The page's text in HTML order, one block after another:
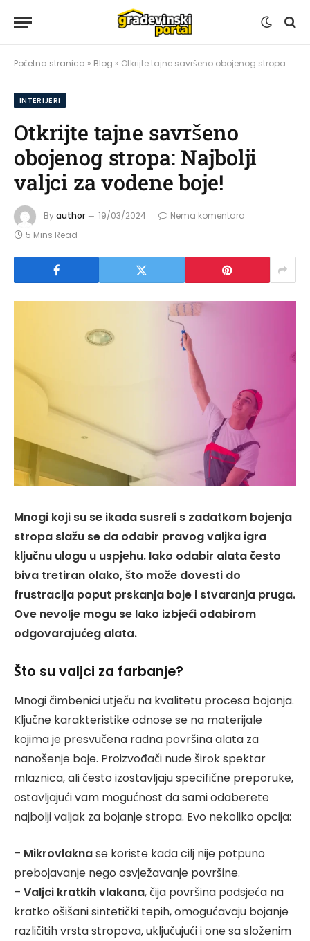
Početna stranica » Blog » Otkrijte tajne savršeno obojenog stropa: Najbolji valjci za vodene boje!
INTERIJERI
Otkrijte tajne savršeno
obojenog stropa: Najbolji
valjci za vodene boje!
Byauthor 19/03/2024
Nema komentara
5 Mins Read
Mnogi koji su se ikada susreli s zadatkom bojenja
stropa slažu se da odabir pravog valjka igra
ključnu ulogu u uspjehu. Iako odabir alata često
biva tretiran olako, što može dovesti do
frustracija poput prskanja boje i stvaranja pruga.
Ove nevolje mogu se lako izbjeći odabirom
odgovarajućeg alata.
Što su valjci za farbanje?
Mnogi čimbenici utječu na kvalitetu procesa bojanja.
Ključne karakteristike odnose se na materijale
kojima je presvučena radna površina alata za
nanošenje boje. Proizvođači nude širok spektar
mlaznica, ali često izostavljaju specifične preporuke,
ostavljajući vam mogućnost da sami odaberete
najbolji valjak za bojanje stropa. Evo nekoliko opcija:
– Mikrovlaknase koriste kada cilj nije potpuno
prebojavanje nego osvježavanje površine.
– Valjci kratkih vlakana, čija površina podsjeća na
kratko ošišani sintetički tepih, omogućavaju bojanje
različitih vrsta stropova, uključujući i one sa složenim